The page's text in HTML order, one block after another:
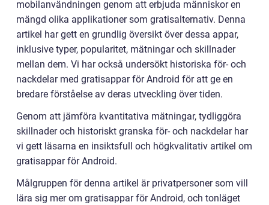
mobilanvändningen genom att erbjuda människor en
mängd olika applikationer som gratisalternativ. Denna
artikel har gett en grundlig översikt över dessa appar,
inklusive typer, popularitet, mätningar och skillnader
mellan dem. Vi har också undersökt historiska för- och
nackdelar med gratisappar för Android för att ge en
bredare förståelse av deras utveckling över tiden.
Genom att jämföra kvantitativa mätningar, tydliggöra
skillnader och historiskt granska för- och nackdelar har
vi gett läsarna en insiktsfull och högkvalitativ artikel om
gratisappar för Android.
Målgruppen för denna artikel är privatpersoner som vill
lära sig mer om gratisappar för Android, och tonläget